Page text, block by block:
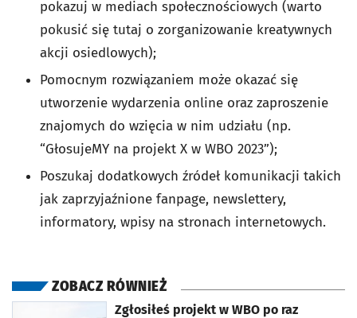
pokazuj w mediach społecznościowych (warto
pokusić się tutaj o zorganizowanie kreatywnych
akcji osiedlowych);
Pomocnym rozwiązaniem może okazać się
utworzenie wydarzenia online oraz zaproszenie
znajomych do wzięcia w nim udziału (np.
“GłosujeMY na projekt X w WBO 2023”);
Poszukaj dodatkowych źródeł komunikacji takich
jak zaprzyjaźnione fanpage, newslettery,
informatory, wpisy na stronach internetowych.
ZOBACZ RÓWNIEŻ
Zgłosiłeś projekt w WBO po raz
otworzy się w nowej karcie